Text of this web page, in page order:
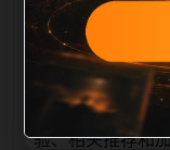
用户顺着栏目继
和重复首段，优
问题角度。栏目
归集。发布后按
验、相关推荐和